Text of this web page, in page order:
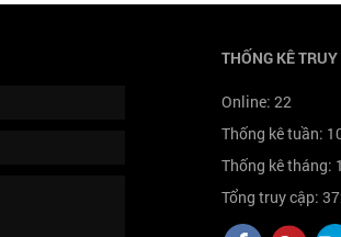
THỐNG KÊ
Online: 22
Thống kê tuần:
Thống kê tháng:
Tổng truy cập: